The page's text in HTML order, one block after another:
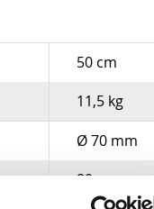
50 cm
11,5 kg
Ø 70 mm
80 cm